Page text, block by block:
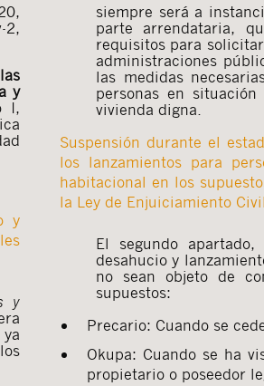
2,
y
I,
y
y
siempre será a
parte arrendataria,
requisitos para
administraciones
las medidas
personas en
vivienda digna.
Suspensión durante el
los lanzamientos para
habitacional en los
la Ley de Enjuiciamiento Civil.
El segundo
desahucio y
no sean objeto de
supuestos:
Precario: Cuando se
Okupa: Cuando se ha
propietario o poseedor